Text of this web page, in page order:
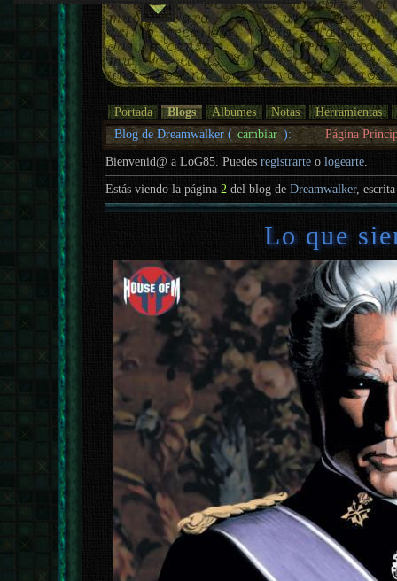
Portada Blogs Álbumes Notas
Herramientas
Blog de Dreamwalker ( cambiar ): Página
Bienvenid@ a LoG85. Puedesregistrarte ologearte.
Estás viendo la página 2 del blog deDreamwalker,
Lo que